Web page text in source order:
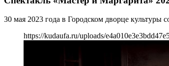
30 мая 2023 года в Городском дворце культуры
https://kudaufa.ru/uploads/